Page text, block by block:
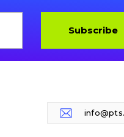
Subscribe